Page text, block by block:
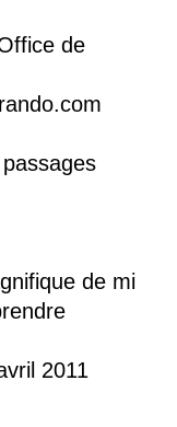
de
de mi
2011